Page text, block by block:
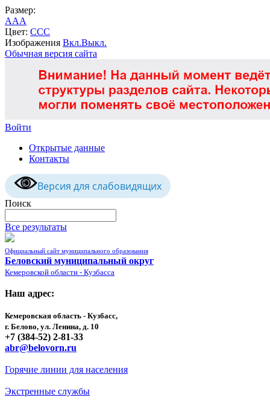
Размер:
AAA
Цвет: CCC
Изображения Вкл.Выкл.
Обычная версия сайта
Войти
Открытые данные
Контакты
Версия для слабовидящих
Поиск
Все результаты
Официальный сайт муниципального образования
Беловский муниципальный округ
Кемеровской области - Кузбасса
Наш адрес:
Кемеровская область - Кузбасс,
г. Белово, ул. Ленина, д. 10
+7 (384-52) 2-81-33
abr@belovorn.ru
Горячие линии для населения
Экстренные службы